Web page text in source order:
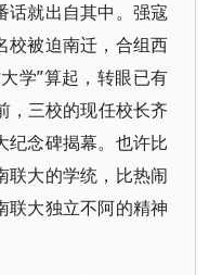
话就出自其中。强寇
校被迫南迁，合组西
学”算起，转眼已有
，三校的现任校长齐
纪念碑揭幕。也许比
联大的学统，比热闹
联大独立不阿的精神